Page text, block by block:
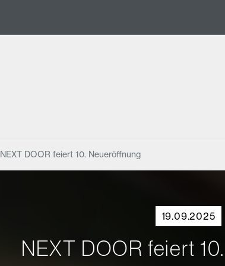
NEXT DOOR feiert 10. Neueröffnung
19.09.2025
NEXT DOOR feiert